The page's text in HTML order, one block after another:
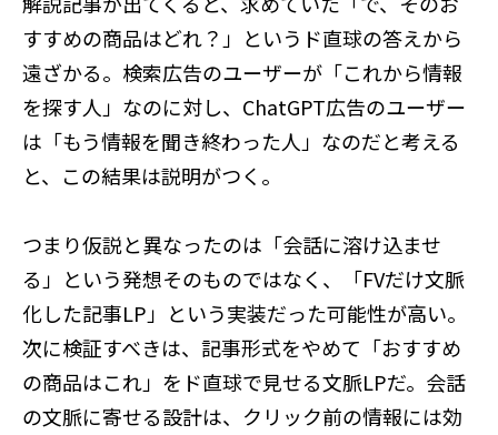
すすめの商品はどれ？」というド直球の答えから
遠ざかる。検索広告のユーザーが「これから情報
を探す人」なのに対し、ChatGPT広告のユーザー
は「もう情報を聞き終わった人」なのだと考える
と、この結果は説明がつく。
つまり仮説と異なったのは「会話に溶け込ませ
る」という発想そのものではなく、「FVだけ文脈
化した記事LP」という実装だった可能性が高い。
次に検証すべきは、記事形式をやめて「おすすめ
の商品はこれ」をド直球で見せる文脈LPだ。会話
の文脈に寄せる設計は、クリック前の情報には効